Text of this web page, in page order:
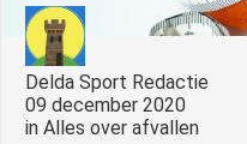
Delda Sport Redactie
09 december 2020
in Alles over afvallen
om
te
over
van